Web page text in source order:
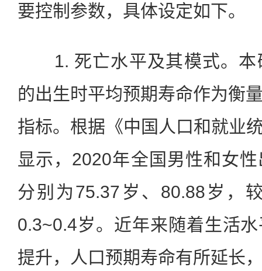
要控制参数，具体设定如下。
1. 死亡水平及其模式。本
的出生时平均预期寿命作为衡
指标。根据《中国人口和就业
显示，2020年全国男性和女
分别为75.37岁、80.88岁，
0.3~0.4岁。近年来随着生活
提升，人口预期寿命有所延长